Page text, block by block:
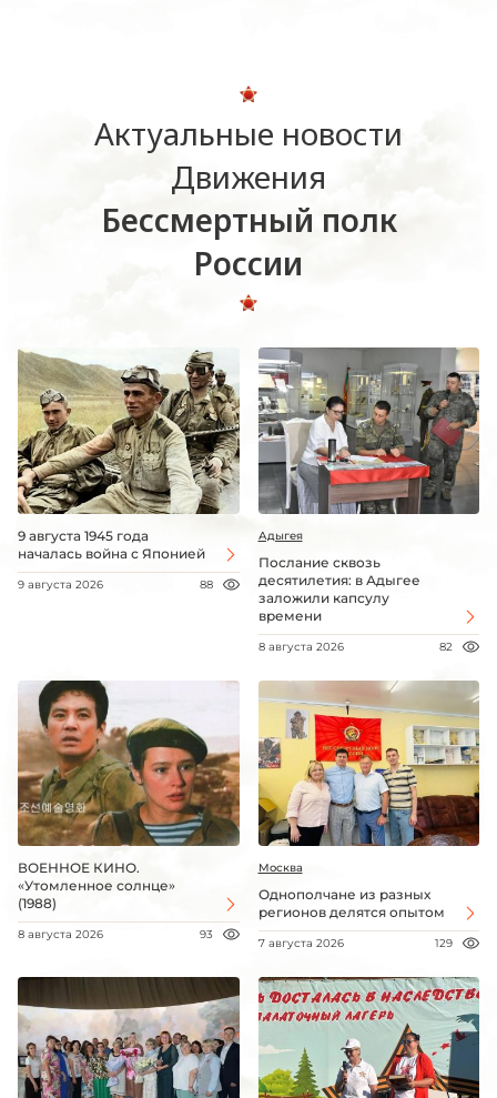
Актуальные новости
Движения
Бессмертный полк
России
9 августа 1945 года
началась война с Японией
9 августа 2026 88
Адыгея
Послание сквозь
десятилетия: в Адыгее
заложили капсулу
времени
8 августа 2026 82
ВОЕННОЕ КИНО.
«Утомленное солнце»
(1988)
8 августа 2026 93
Москва
Однополчане из разных
регионов делятся опытом
7 августа 2026 129